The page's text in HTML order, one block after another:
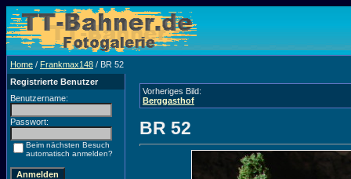
Home / Frankmax148 / BR 52
Registrierte Benutzer
Benutzername:
Passwort:
Beim nächsten Besuch
automatisch anmelden?
Vorheriges Bild:
Berggasthof
BR 52